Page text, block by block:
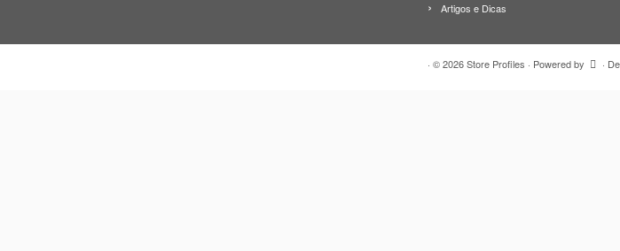
Artigos e Dicas
· © 2026 Store Profiles · Powered by ·